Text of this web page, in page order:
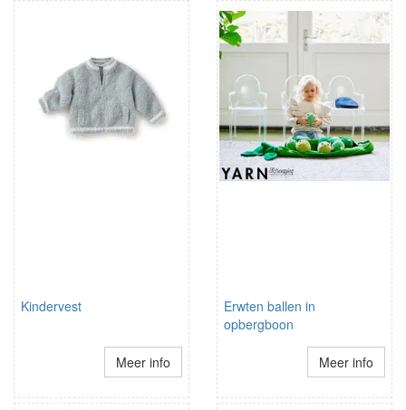
Kindervest
Meer info
Erwten ballen in
opbergboon
Meer info